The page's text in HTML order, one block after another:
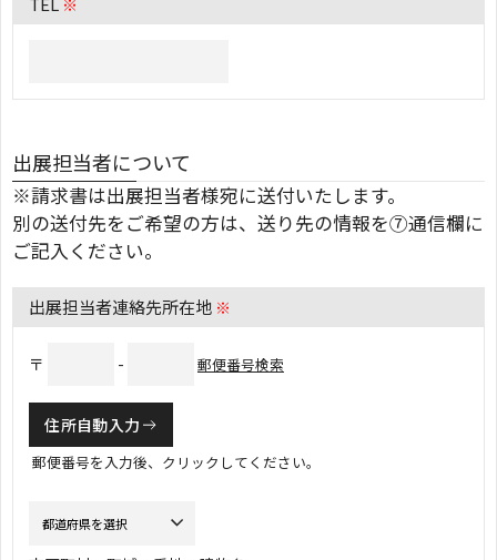
※
出展担当者について
※請求書は出展担当者様宛に送付いたします。
別の送付先をご希望の方は、送り先の情報を⑦通信欄に
ご記入ください。
出展担当者連絡先所在地 ※
〒 - 郵便番号検索
住所自動入力
郵便番号を入力後、クリックしてください。